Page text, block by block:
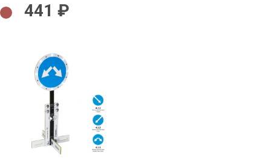
441 ₽